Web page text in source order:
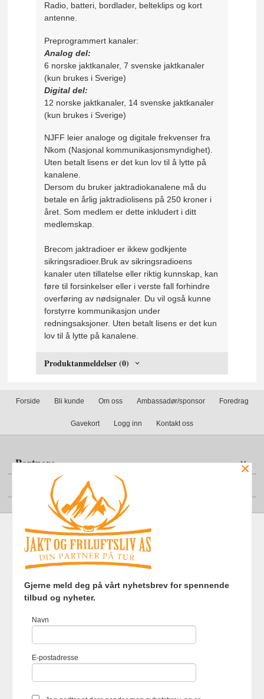
Radio, batteri, bordlader, belteklips og kort
antenne.
Preprogrammert kanaler:
Analog del:
6 norske jaktkanaler, 7 svenske jaktkanaler
(kun brukes i Sverige)
Digital del:
12 norske jaktkanaler, 14 svenske jaktkanaler
(kun brukes i Sverige)
NJFF leier analoge og digitale frekvenser fra
Nkom (Nasjonal kommunikasjonsmyndighet).
Uten betalt lisens er det kun lov til å lytte på
kanalene.
Dersom du bruker jaktradiokanalene må du
betale en årlig jaktradiolisens på 250 kroner i
året. Som medlem er dette inkludert i ditt
medlemskap.
Brecom jaktradioer er ikkew godkjente
sikringsradioer.Bruk av sikringsradioens
kanaler uten tillatelse eller riktig kunnskap, kan
føre til forsinkelser eller i verste fall forhindre
overføring av nødsignaler. Du vil også kunne
forstyrre kommunikasjon under
redningsaksjoner. Uten betalt lisens er det kun
lov til å lytte på kanalene.
Produktanmeldelser (0)
Forside Bli kunde Om oss Ambassadør/sponsor Foredrag
Gavekort Logg inn Kontakt oss
Partnere
Din konto
Frakt Kjøpsbetingelser Sikkerhet og personvern
Nyhetsbrev
Foretaksregisteret 920903363
du får en bedre kjøpsopplevelse og
bruker cookies hovedsaklig til å
×
Gjerne meld deg på vårt nyhetsbrev for spennende
tilbud og nyheter.
Navn
E-postadresse